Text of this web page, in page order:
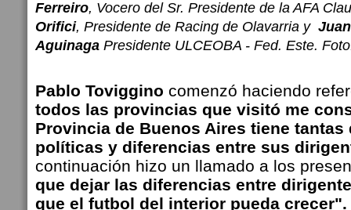
Ferreiro, Vocero del Sr. Presidente de la AFA
Orifici, Presidente de Racing de Olavarria y
Aguinaga Presidente ULCEOBA - Fed. Este.
Pablo Toviggino comenzó haciendo
todos las provincias que visitó me
Provincia de Buenos Aires tiene
políticas y diferencias entre sus
continuación hizo un llamado a los
que dejar las diferencias entre
que el futbol del interior pueda crecer".